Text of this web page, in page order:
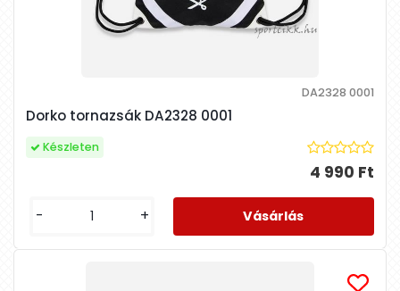
Dorko tornazsák DA2328 0001
DA2328 0001
4 990 Ft
Készleten
- +